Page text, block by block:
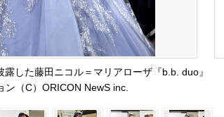
した藤田ニコル＝マリアローザ『b.b. duo』
ン（C）ORICON NewS inc.